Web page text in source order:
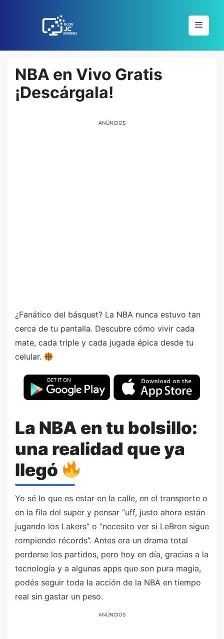
Menu
NBA en Vivo Gratis
¡Descárgala!
ANÚNCIOS
¿Fanático del básquet? La NBA nunca estuvo tan
cerca de tu pantalla. Descubre cómo vivir cada
mate, cada triple y cada jugada épica desde tu
celular.
La NBA en tu bolsillo:
una realidad que ya
llegó
Yo sé lo que es estar en la calle, en el transporte o
en la fila del super y pensar “uff, justo ahora están
jugando los Lakers” o “necesito ver si LeBron sigue
rompiendo récords”. Antes era un drama total
perderse los partidos, pero hoy en día, gracias a la
tecnología y a algunas apps que son pura magia,
podés seguir toda la acción de la NBA en tiempo
real sin gastar un peso.
ANÚNCIOS